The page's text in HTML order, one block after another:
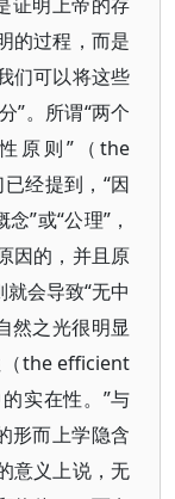
的过程，而是
们可以将这些
”。所谓“两个
原则”（the
经提到，“因
”或“公理”，
因的，并且原
会导致“无中
然之光很明显
the efficient
实在性。”与
形而上学隐含
意义上说，无